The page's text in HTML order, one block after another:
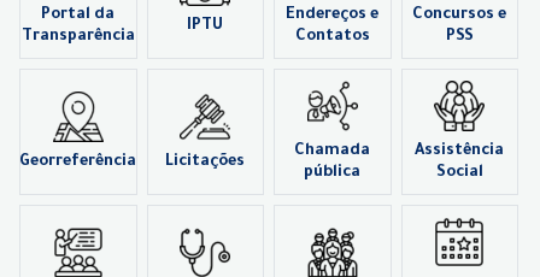
Portal da
Transparência
IPTU
Endereços e
Contatos
Concursos e
PSS
Georreferência Licitações
Chamada
pública
Assistência
Social